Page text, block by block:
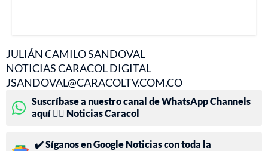
JULIÁN CAMILO SANDOVAL
NOTICIAS CARACOL DIGITAL
JSANDOVAL@CARACOLTV.COM.CO
Suscríbase a nuestro canal de WhatsApp Channels
aquí 👉🏻 Noticias Caracol
✔️ Síganos en Google Noticias con toda la